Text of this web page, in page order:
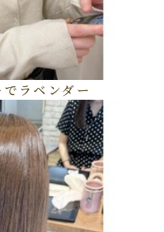
ラベンダー